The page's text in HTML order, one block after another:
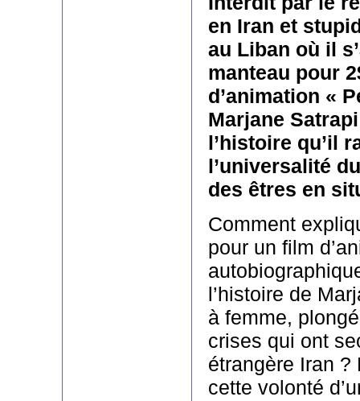
en Iran et
au Liban où il
manteau pour
d’animation «
Marjane
l’histoire qu’il
l’universalité
des êtres en
Comment
pour un film
l’histoire de
à femme,
crises qui ont
étrangère Iran ?
cette volonté